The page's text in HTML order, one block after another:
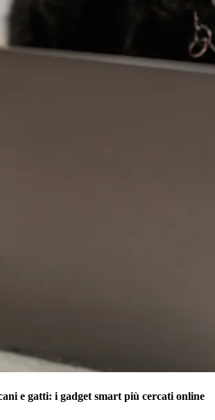
e gatti: i gadget smart più cercati online